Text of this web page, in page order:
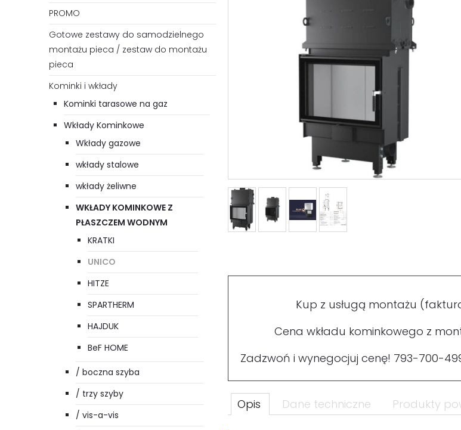
PROMO
Gotowe zestawy do samodzielnego
montażu pieca / zestaw do montażu
pieca
Kominki i wkłady
Kominki tarasowe na gaz
Wkłady Kominkowe
Wkłady gazowe
wkłady stalowe
wkłady żeliwne
WKŁADY KOMINKOWE Z
PŁASZCZEM WODNYM
KRATKI
UNICO
HITZE
SPARTHERM
HAJDUK
BeF HOME
/ boczna szyba
/ trzy szyby
/ vis-a-vis
Kup z usługą montażu (faktura
Cena wkładu kominkowego z
Zadzwoń i wynegocjuj cenę! 793-700-
Opis Dane techniczne Produkty